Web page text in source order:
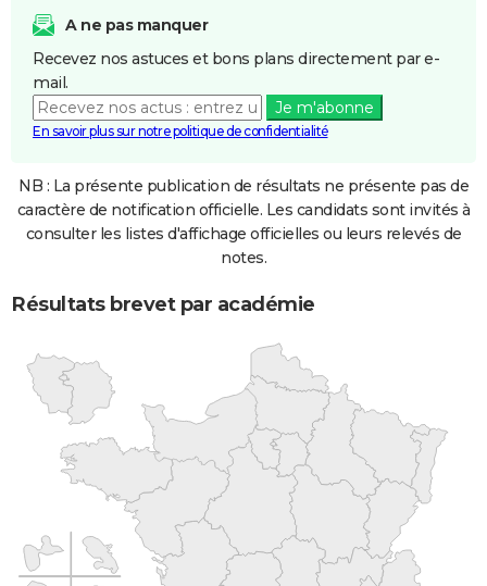
A ne pas manquer
Recevez nos astuces et bons plans directement par e-
mail.
Je m'abonne
En savoir plus sur notre politique de confidentialité
NB : La présente publication de résultats ne présente pas de
caractère de notification officielle. Les candidats sont invités à
consulter les listes d'affichage officielles ou leurs relevés de
notes.
Résultats brevet par académie